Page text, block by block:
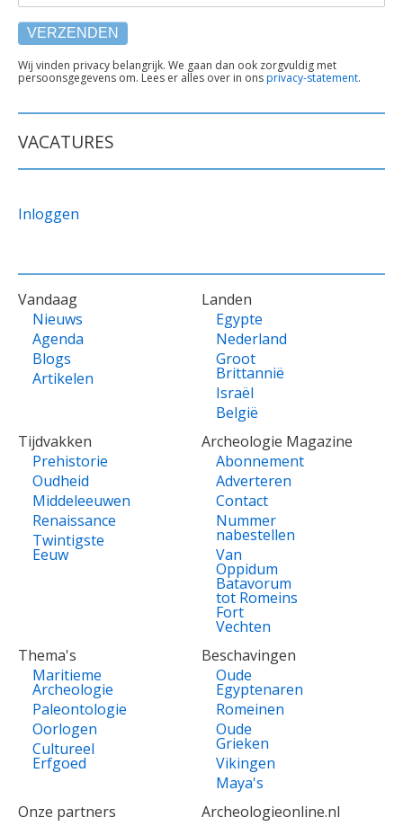
TEKST
ONDER
Wij vinden privacy belangrijk. We gaan dan ook zorgvuldig met
persoonsgegevens om. Lees er alles over in onsprivacy-statement.
VACATURES
Inloggen
VOET
Vandaag
Nieuws
Agenda
Blogs
Artikelen
Landen
Egypte
Nederland
Groot
Brittannië
Israël
België
Tijdvakken
Prehistorie
Oudheid
Middeleeuwen
Renaissance
Twintigste
Eeuw
Archeologie Magazine
Abonnement
Adverteren
Contact
Nummer
nabestellen
Van
Oppidum
Batavorum
tot Romeins
Fort
Vechten
Thema's
Maritieme
Archeologie
Paleontologie
Oorlogen
Cultureel
Erfgoed
Beschavingen
Oude
Egyptenaren
Romeinen
Oude
Grieken
Vikingen
Maya's
Onze partners
Archeologieonline.nl